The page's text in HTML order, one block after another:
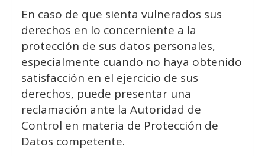
En caso de que sienta vulnerados sus
derechos en lo concerniente a la
protección de sus datos personales,
especialmente cuando no haya obtenido
satisfacción en el ejercicio de sus
derechos, puede presentar una
reclamación ante la Autoridad de
Control en materia de Protección de
Datos competente.